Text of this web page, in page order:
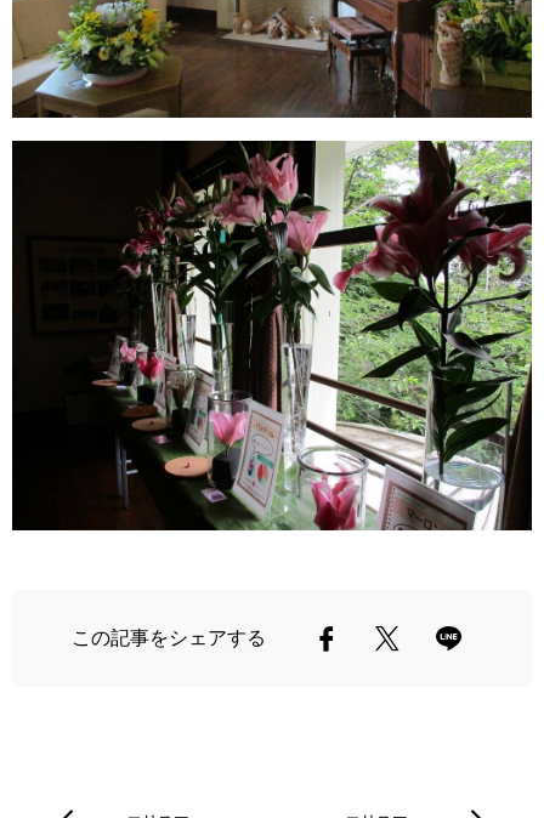
この記事をシェアする